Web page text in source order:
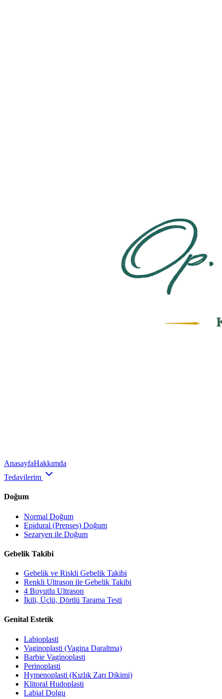
AnasayfaHakkımda
Tedavilerim
Doğum
Normal Doğum
Epidural (Prenses) Doğum
Sezaryen ile Doğum
Gebelik Takibi
Gebelik ve Riskli Gebelik Takibi
Renkli Ultrason ile Gebelik Takibi
4 Boyutlu Ultrason
İkili, Üçlü, Dörtlü Tarama Testi
Genital Estetik
Labioplasti
Vaginoplasti (Vagina Daraltma)
Barbie Vaginoplasti
Perinoplasti
Hymenoplasti (Kızlık Zarı Dikimi)
Klitoral Hudoplasti
Labial Dolgu